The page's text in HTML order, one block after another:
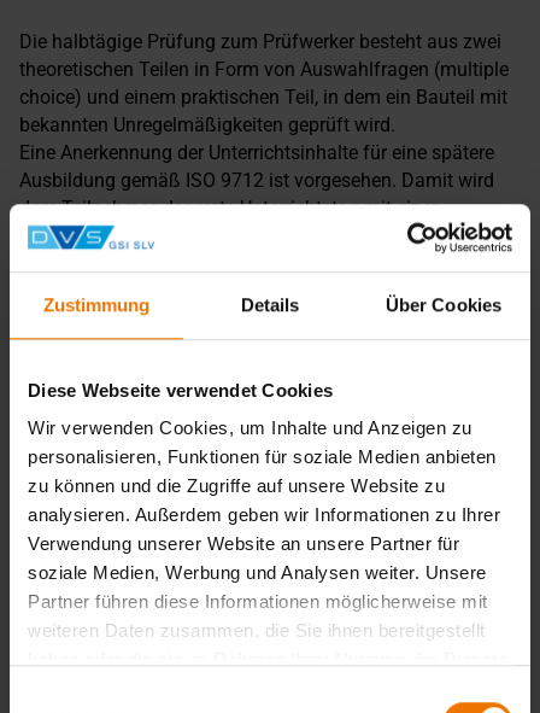
Zustimmung Details Über Cookies
Diese Webseite verwendet Cookies
Wir verwenden Cookies, um Inhalte und Anzeigen zu
personalisieren, Funktionen für soziale Medien anbieten
zu können und die Zugriffe auf unsere Website zu
analysieren. Außerdem geben wir Informationen zu Ihrer
Verwendung unserer Website an unsere Partner für
soziale Medien, Werbung und Analysen weiter. Unsere
Partner führen diese Informationen möglicherweise mit
weiteren Daten zusammen, die Sie ihnen bereitgestellt
Die halbtägige Prüfung zum Prüfwerker besteht aus zwei
theoretischen Teilen in Form von Auswahlfragen (multiple
choice) und einem praktischen Teil, in dem ein Bauteil mit
bekannten Unregelmäßigkeiten geprüft wird.
Eine Anerkennung der Unterrichtsinhalte für eine spätere
Ausbildung gemäß ISO 9712 ist vorgesehen. Damit wird
dem Teilnehmer, der erste Unterrichtstag mit einer
entsprechenden Kostenreduzierung anerkannt.
innerbetriebliche Prüfungen zur Qualitätssicherung
durchzuführen. Immer wenn eine Qualifizierung gemäß
ISO 9712 erforderlich ist, kann diese problemlos an die
Voraussetzungen
Voraussetzung ist der Abschluss einer allgemeinbildenden
oder berufsbildenden Schule oder eine vergleichbare
Vorbildung (z.B. durch betriebliche Weiterbildung).
Firmenlehrgänge
Für Gruppen ab fünf Teilnehmern bieten wir Ihnen auch
gerne unsere Schulungen in Ihrem Unternehmen an. Bei
einer solchen Inhouse-Schulungen können wir gezielt auf
Ihre Produkte und speziellen Anforderungen eingehen. Für